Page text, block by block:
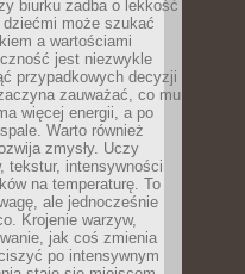
biurku zadba o lekkość
może szukać
a wartościami
jest niezwykle
przypadkowych decyzji
zauważać, co mu
więcej energii, a po
Warto również
zmysły. Uczy
tekstur, intensywności
na temperaturę. To
ale jednocześnie
Krojenie warzyw,
jak coś zmienia
po intensywnym